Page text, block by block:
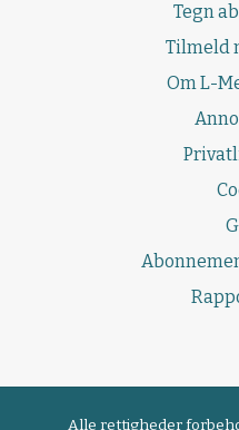
Tegn
Tilmeld
Om L-
Alle rettigheder